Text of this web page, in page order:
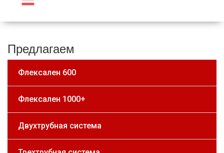
Предлагаем
Флексален 600
Флексален 1000+
Двухтрубная система